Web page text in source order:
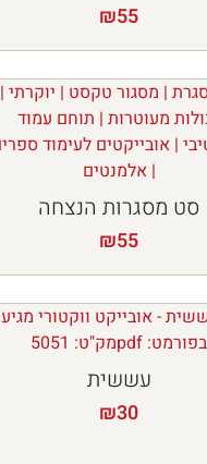
₪55
סט מסגרות הנצחה
₪55
עששית
₪30